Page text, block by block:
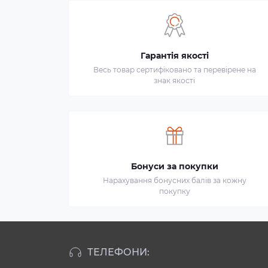
Гарантія якості
Весь товар сертифіковано та перевірене на
знак якості
Бонуси за покупки
Нарахування бонусних балів за кожну
покупку
ТЕЛЕФОНИ: